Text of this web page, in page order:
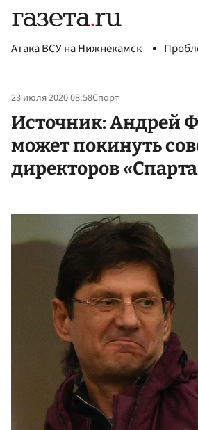
Атака ВСУ на Нижнекамск
23 июля 2020 08:58Спорт
Источник: Андрей
может покинуть
директоров